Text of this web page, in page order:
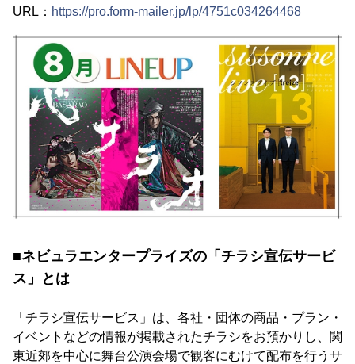
URL： https://pro.form-mailer.jp/lp/4751c034264468
■ネビュラエンタープライズの「チラシ宣伝サービ
ス」とは
「チラシ宣伝サービス」は、各社・団体の商品・プラン・
イベントなどの情報が掲載されたチラシをお預かりし、関
東近郊を中心に舞台公演会場で観客にむけて配布を行うサ